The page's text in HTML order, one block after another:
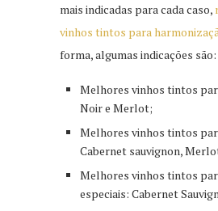
mais indicadas para cada caso,
vinhos tintos para
forma, algumas indicações são:
Melhores vinhos tintos
Noir e Merlot;
Melhores vinhos tintos
Cabernet sauvignon,
Melhores vinhos tintos
especiais: Cabernet